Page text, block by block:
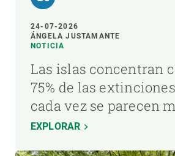
24-07-2026
ÁNGELA JUSTAMANTE
NOTICIA
Las islas concentran
75% de las
cada vez se parecen
EXPLORAR